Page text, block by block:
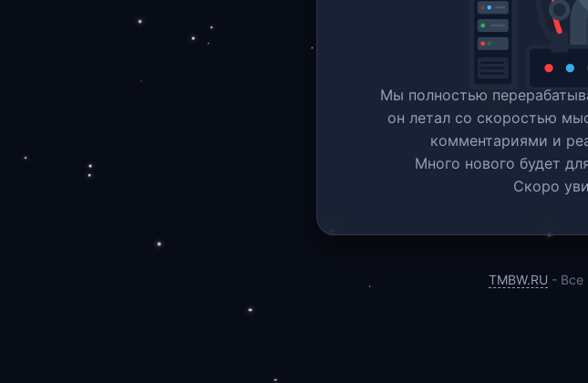
Мы полностью
он летал со скоростью
комментариями и
Много нового будет
Скоро
TMBW.RU - Все